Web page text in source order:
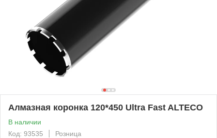
Алмазная коронка 120*450 Ultra Fast ALTECO
В наличии
Код: 93535
Розница